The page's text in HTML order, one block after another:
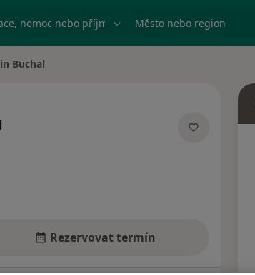
nemoc nebo příjmení Město nebo region
Buchal
Rezervovat termín